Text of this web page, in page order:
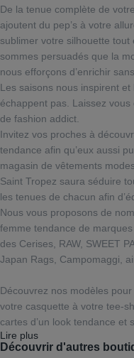
De la tenue complète de
ajoutent du pep’s à votre
sublimer votre silhouette
sommes persuadés que la
nous efforçons d’enrichir
Les saisons nous inspirent
échappent pas. Laissez
de fashion addict.
Invitez vos proches à
tendance afin qu’eux aussi
magasin de vêtements
Saint Tropez saura séduire
les tenues de chacun afin
Nous vous proposons de
femme tendance de
des Cerises, RAW, SWEET
Japan Rags, Campomaggi,
Découvrez nos modèles
votre casquette à votre tee-
cartes d’un look tendance et
Lire plus
Découvrir d'autres